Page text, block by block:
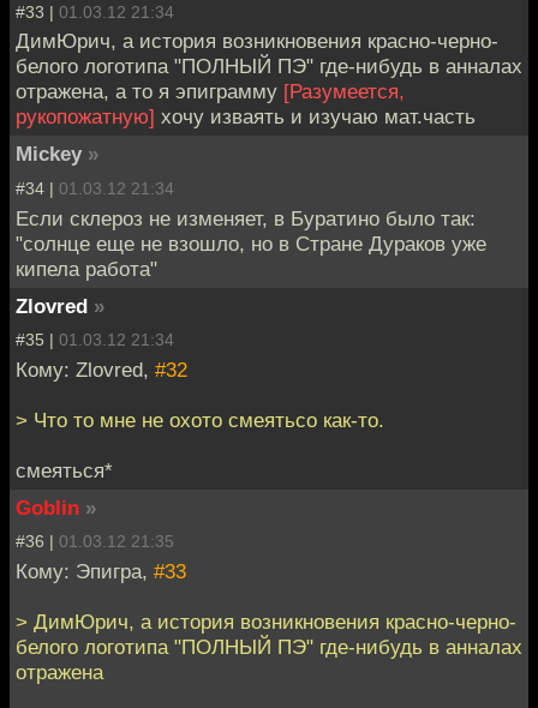
#33 | 01.03.12 21:34
ДимЮрич, а история возникновения красно-черно-
белого логотипа "ПОЛНЫЙ ПЭ" где-нибудь в анналах
отражена, а то я эпиграмму [Разумеется,
рукопожатную] хочу изваять и изучаю мат.часть
Mickey »
#34 | 01.03.12 21:34
Если склероз не изменяет, в Буратино было так:
"солнце еще не взошло, но в Стране Дураков уже
кипела работа"
Zlovred »
#35 | 01.03.12 21:34
Кому: Zlovred, #32
> Что то мне не охото смеятьсо как-то.
смеяться*
Goblin »
#36 | 01.03.12 21:35
Кому: Эпигра, #33
> ДимЮрич, а история возникновения красно-черно-
белого логотипа "ПОЛНЫЙ ПЭ" где-нибудь в анналах
отражена